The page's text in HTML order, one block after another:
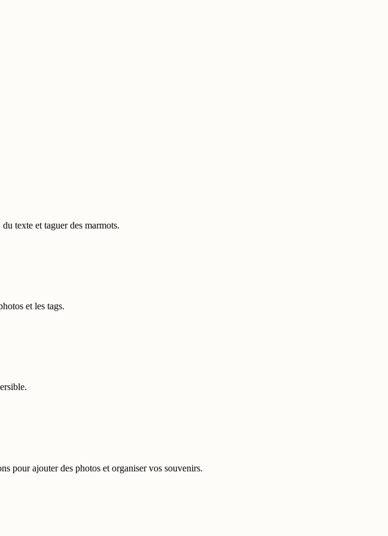
texte et taguer des marmots.
et les tags.
pour ajouter des photos et organiser vos souvenirs.